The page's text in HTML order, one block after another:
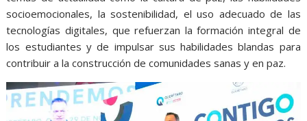
socioemocionales, la sostenibilidad, el uso adecuado de las
tecnologías digitales, que refuerzan la formación integral de
los estudiantes y de impulsar sus habilidades blandas para
contribuir a la construcción de comunidades sanas y en paz.